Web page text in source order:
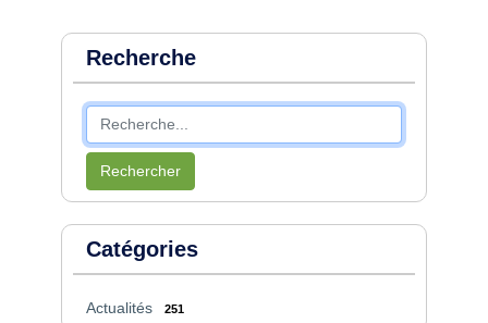
Recherche
Rechercher
Catégories
Actualités 251